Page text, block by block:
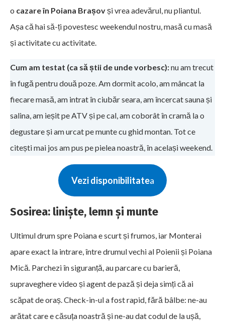
o cazare în Poiana Brașovși vrea adevărul, nu pliantul.
Așa că hai să-ți povestesc weekendul nostru, masă cu masă
și activitate cu activitate.
Cum am testat (ca să știi de unde vorbesc):nu am trecut
în fugă pentru două poze. Am dormit acolo, am mâncat la
fiecare masă, am intrat în ciubăr seara, am încercat sauna și
salina, am ieșit pe ATV și pe cal, am coborât în cramă la o
degustare și am urcat pe munte cu ghid montan. Tot ce
citești mai jos am pus pe pielea noastră, în același weekend.
Vezi disponibilitatea
Sosirea: liniște, lemn și munte
Ultimul drum spre Poiana e scurt și frumos, iar Monterai
apare exact la intrare, între drumul vechi al Poienii și Poiana
Mică. Parchezi în siguranță, au parcare cu barieră,
supraveghere video și agent de pază și deja simți că ai
scăpat de oraș. Check-in-ul a fost rapid, fără bâlbe: ne-au
arătat care e căsuța noastră și ne-au dat codul de la ușă,